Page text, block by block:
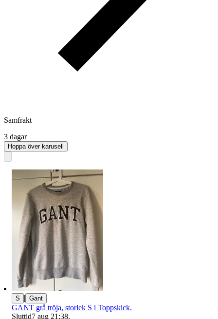
Samfrakt
3 dagar
Hoppa över karusell
S | Gant
GANT grå tröja, storlek S i Toppskick.
Sluttid7 aug 21:38.